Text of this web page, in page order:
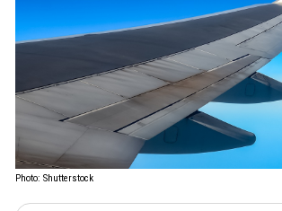
Photo: Shutterstock